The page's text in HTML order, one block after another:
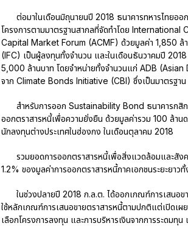
ต่อมาในเดือนมิถุนายนปี 2018 ธนาคารทหารไทย
โครงการตามมาตรฐานสากลที่จัดทำโดย
Capital Market Forum (ACMF) ด้วยมูลค่า 1,850
(IFC) เป็นผู้ลงทุนทั้งจำนวน และในเดือนธันวาคมปี
5,000 ล้านบาท โดยจำหน่ายทั้งจำนวนแก่ ADB
จาก Climate Bonds Initiative (CBI) ซึ่งเป็นมาตรฐา
สำหรับการออก Sustainability Bond ธนาคารกสิ
ออกตราสารหนี้เพื่อความยั่งยืน ด้วยมูลค่ารวม 100 ล้า
นักลงทุนต่างประเทศในฮ่องกง ในเดือนตุลาคม 2018
รวมยอดการออกตราสารหนี้เพื่อสิ่งแวดล้อมและสัง
1.2% ของมูลค่าการออกตราสารหนี้ภาคเอกชนระยะยาว
ในช่วงปลายปี 2018 ก.ล.ต. ได้ออกเกณฑ์การเสนอ
ใช้หลักเกณฑ์การเสนอขายตราสารหนี้ตามปกติแต่เปิดเผ
เลือกโครงการลงทุน และการบริหารเงินจากการระดม